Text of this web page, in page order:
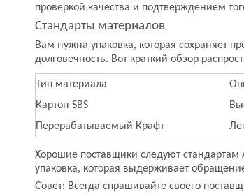
проверкой качества и подтверждением
Стандарты материалов
Вам нужна упаковка, которая сохраняет
долговечность. Вот краткий обзор
Тип материала
Картон SBS
Перерабатываемый Крафт
Хорошие поставщики следуют стандартам
упаковка, которая выдерживает
Совет: Всегда спрашивайте своего